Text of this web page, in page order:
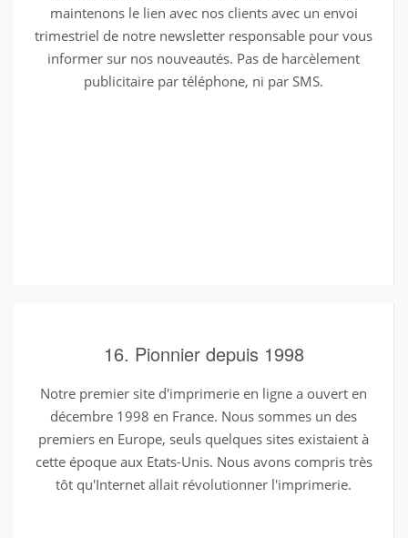
maintenons le lien avec nos clients avec un envoi
trimestriel de notre newsletter responsable pour vous
informer sur nos nouveautés. Pas de harcèlement
publicitaire par téléphone, ni par SMS.
16. Pionnier depuis 1998
Notre premier site d'imprimerie en ligne a ouvert en
décembre 1998 en France. Nous sommes un des
premiers en Europe, seuls quelques sites existaient à
cette époque aux Etats-Unis. Nous avons compris très
tôt qu'Internet allait révolutionner l'imprimerie.